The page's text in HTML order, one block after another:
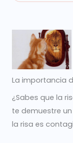
La importancia
¿Sabes que la
te demuestre
la risa es